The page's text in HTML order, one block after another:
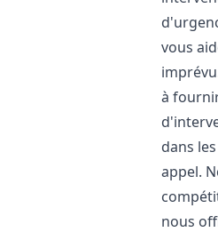
vous
à
dans
appel.
nous